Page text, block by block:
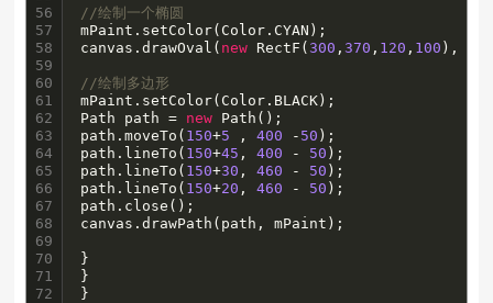
56
57
58
59
60
61
62
63
64
65
66
67
68
69
70
71
72
//绘制一个椭圆
mPaint.setColor(Color.CYAN);
canvas.drawOval( new RectF(300 ,370 , 120 , 100 ),
//绘制多边形
mPaint.setColor(Color.BLACK);
Path path = new Path();
path.moveTo( 150+5 , 400 - 50 );
path.lineTo( 150+45 , 400 - 50 );
path.lineTo( 150+30 , 460 - 50 );
path.lineTo( 150+20 , 460 - 50 );
path.close();
canvas.drawPath(path, mPaint);
}
}
}